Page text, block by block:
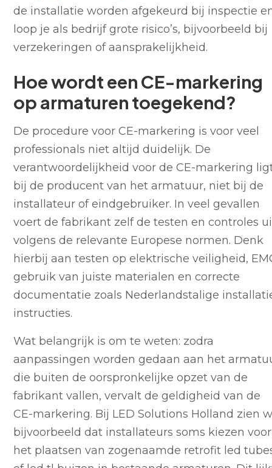
de installatie worden afgekeurd bij inspectie
loop je als bedrijf grote risico’s, bijvoorbeeld bij
verzekeringen of aansprakelijkheid.
Hoe wordt een CE-markering
op armaturen toegekend?
De procedure voor CE-markering is voor veel
professionals niet altijd duidelijk. De
verantwoordelijkheid voor de CE-markering
bij de producent van het armatuur, niet bij de
installateur of eindgebruiker. In veel gevallen
voert de fabrikant zelf de testen en controles
volgens de relevante Europese normen. Denk
hierbij aan testen op elektrische veiligheid,
gebruik van juiste materialen en correcte
documentatie zoals Nederlandstalige
instructies.
Wat belangrijk is om te weten: zodra
aanpassingen worden gedaan aan het
die buiten de oorspronkelijke opzet van de
fabrikant vallen, vervalt de geldigheid van de
CE-markering. Bij LED Solutions Holland zien
bijvoorbeeld dat installateurs soms kiezen voor
het plaatsen van zogenaamde retrofit led